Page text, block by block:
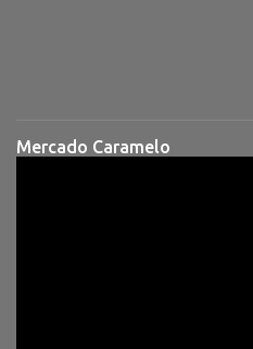
Mercado Caramelo